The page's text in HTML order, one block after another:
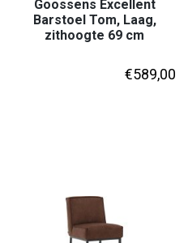
Goossens Excellent
Barstoel Tom, Laag,
zithoogte 69 cm
€589,00